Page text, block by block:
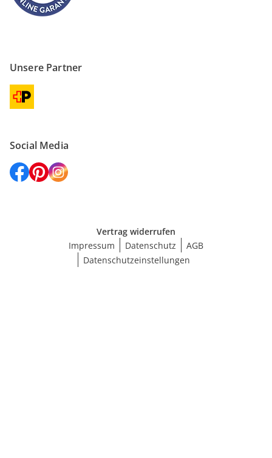
Unsere Partner
Social Media
Vertrag widerrufen
Impressum
Datenschutz
AGB
Datenschutzeinstellungen